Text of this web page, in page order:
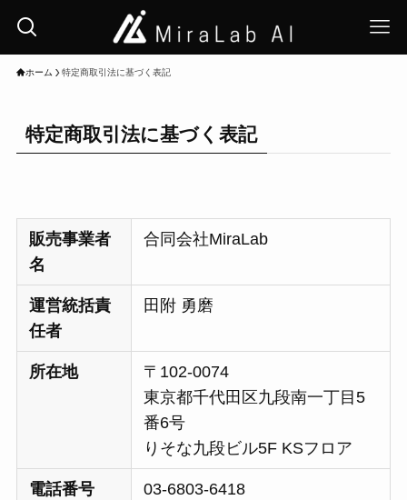
ホーム 特定商取引法に基づく表記
特定商取引法に基づく表記
販売事業者
名
合同会社MiraLab
運営統括責
任者
田附 勇磨
所在地
〒102-0074
東京都千代田区九段南一丁目5
番6号
りそな九段ビル5F KSフロア
電話番号 03-6803-6418